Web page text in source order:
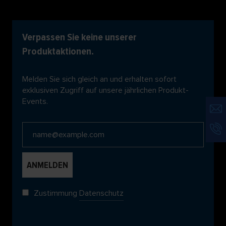
Verpassen Sie keine unserer
Produktaktionen.
Melden Sie sich gleich an und erhalten sofort
exklusiven Zugriff auf unsere jährlichen Produkt-
Events.
Zustimmung Datenschutz